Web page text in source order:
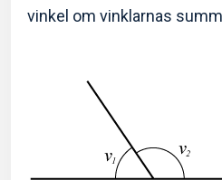
vinkel om vinklarnas